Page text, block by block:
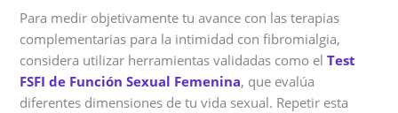
Para medir objetivamente tu avance con las terapias
complementarias para la intimidad con fibromialgia,
considera utilizar herramientas validadas como elTest
FSFI de Función Sexual Femenina, que evalúa
diferentes dimensiones de tu vida sexual. Repetir esta